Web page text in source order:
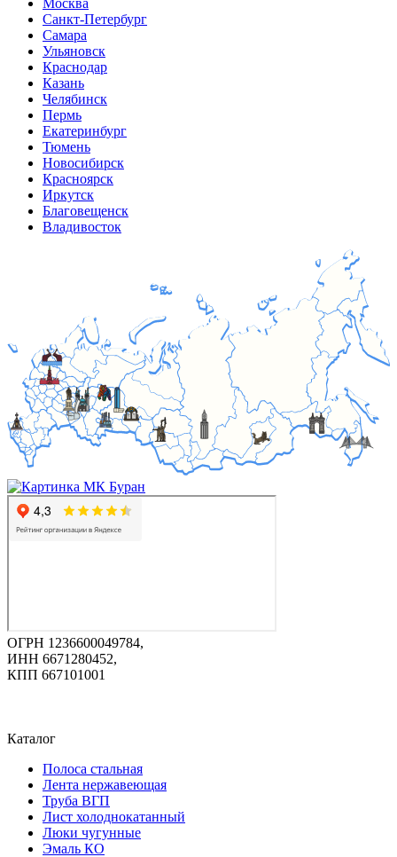
Санкт-Петербург
Самара
Ульяновск
Краснодар
Казань
Челябинск
Пермь
Екатеринбург
Тюмень
Новосибирск
Красноярск
Иркутск
Благовещенск
Владивосток
ОГРН 1236600049784,
ИНН 6671280452,
КПП 667101001
Каталог
Полоса стальная
Лента нержавеющая
Труба ВГП
Лист холоднокатанный
Люки чугунные
Эмаль КО